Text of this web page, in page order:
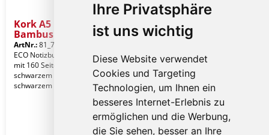
Ihre Privatsphäre
ist uns wichtig
Diese Website verwendet
Cookies und Targeting
Technologien, um Ihnen ein
besseres Internet-Erlebnis zu
ermöglichen und die Werbung,
die Sie sehen, besser an Ihre
Kork A5 Notizbuch mit
Bambus S
ArtNr.:81_773779
ECO Notizbuch aus natürlichem Kork
mit 160 Seiten von 80g/m² Papier. Mit
schwarzem Seitenteiler und
schwarzem Elastikban